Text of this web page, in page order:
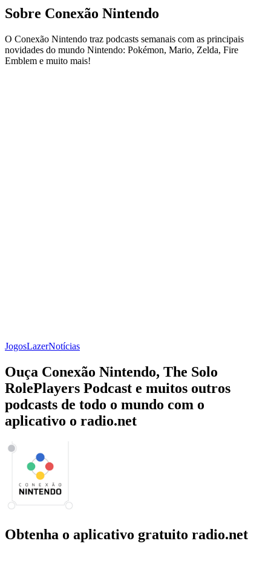
Sobre Conexão Nintendo
O Conexão Nintendo traz podcasts semanais com as principais
novidades do mundo Nintendo: Pokémon, Mario, Zelda, Fire
Emblem e muito mais!
JogosLazerNotícias
Ouça Conexão Nintendo, The Solo
RolePlayers Podcast e muitos outros
podcasts de todo o mundo com o
aplicativo o radio.net
Obtenha o aplicativo gratuito radio.net